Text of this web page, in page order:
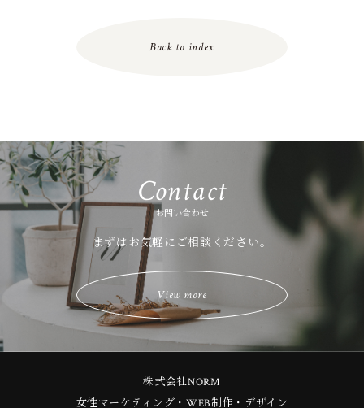
Back to index
Contact
お問い合わせ
まずはお気軽にご相談ください。
View more
株式会社NORM
女性マーケティング・WEB制作・デザイン